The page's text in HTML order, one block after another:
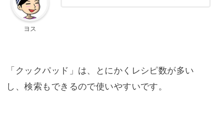
ヨス
「クックパッド」は、とにかくレシピ数が多い
し、検索もできるので使いやすいです。